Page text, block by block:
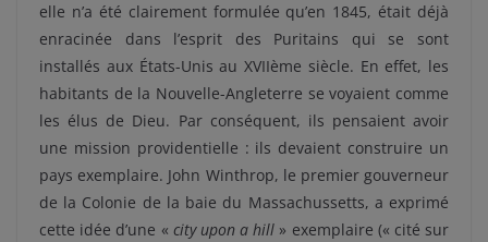
elle n’a été clairement formulée qu’en 1845, était déjà
enracinée dans l’esprit des Puritains qui se sont
installés aux États-Unis au XVIIème siècle. En effet, les
habitants de la Nouvelle-Angleterre se voyaient comme
les élus de Dieu. Par conséquent, ils pensaient avoir
une mission providentielle : ils devaient construire un
pays exemplaire. John Winthrop, le premier gouverneur
de la Colonie de la baie du Massachussetts, a exprimé
cette idée d’une « city upon a hill » exemplaire (« cité sur